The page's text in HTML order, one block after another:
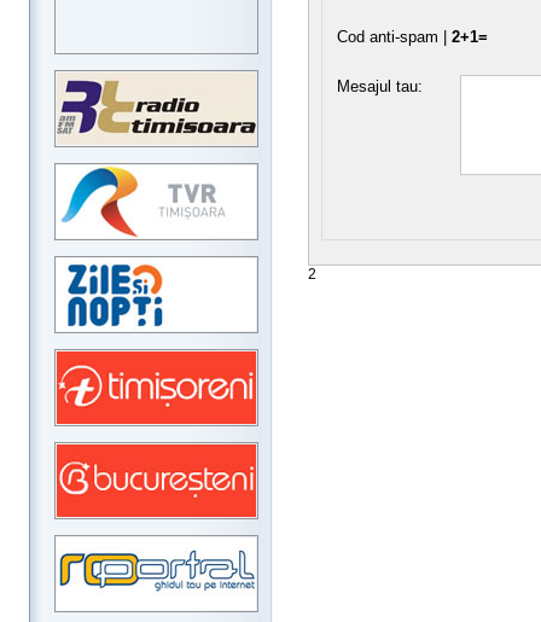
Cod anti-spam | 2+1=
Mesajul tau:
2